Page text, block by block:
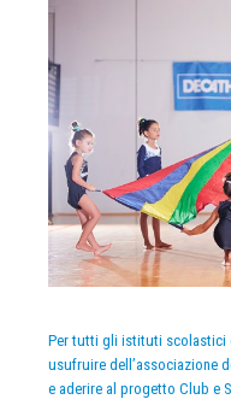
Per tutti gli istituti scolastici
usufruire dell’associazione
e aderire al progetto Club e